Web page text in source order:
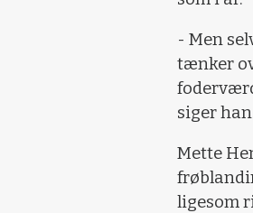
- Men
tænker
siger
Mette
ligesom